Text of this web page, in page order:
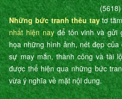
Những bức tranh thêu taytơ
nhất hiện nayđể tôn vinh và gửi
họa những hình ảnh, nét đẹp
sự may mắn, thành công và tài
được thể hiện qua những bức
vừa ý nghĩa về mặt nội dung.